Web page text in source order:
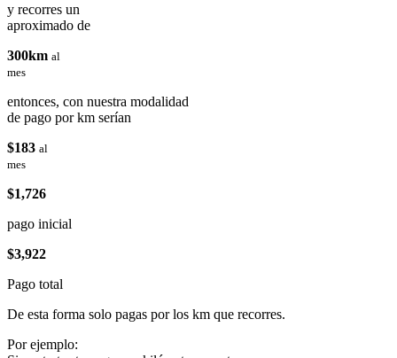
y recorres un
aproximado de
300km al
mes
entonces, con nuestra modalidad
de pago por km serían
$183 al
mes
$1,726
pago inicial
$3,922
Pago total
De esta forma solo pagas por los km que recorres.
Por ejemplo: